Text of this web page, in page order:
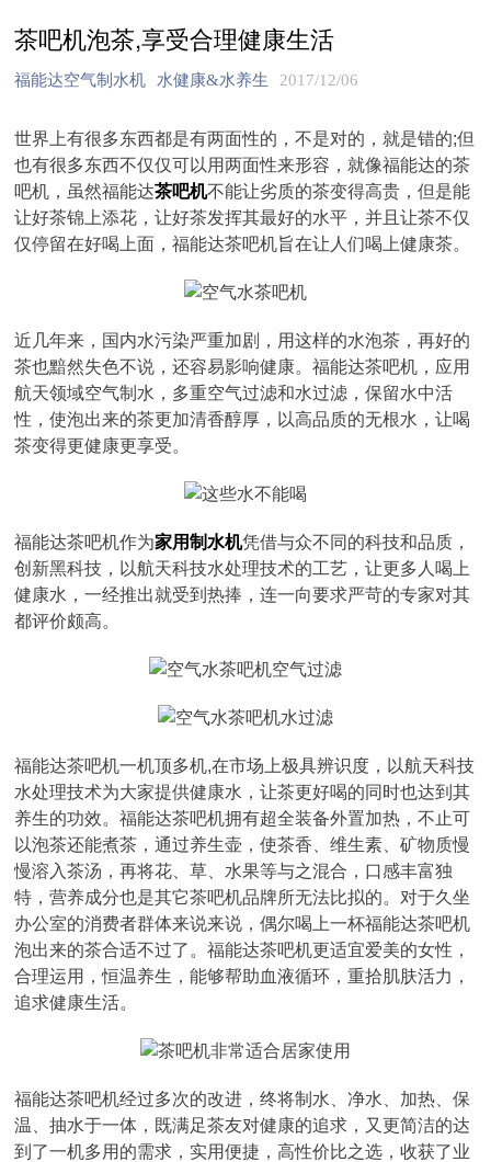
茶吧机泡茶,享受合理健康生活
福能达空气制水机 水健康&水养生 2017/12/06
世界上有很多东西都是有两面性的，不是对的，就是错的;但
也有很多东西不仅仅可以用两面性来形容，就像福能达的茶
吧机，虽然福能达茶吧机不能让劣质的茶变得高贵，但是能
让好茶锦上添花，让好茶发挥其最好的水平，并且让茶不仅
仅停留在好喝上面，福能达茶吧机旨在让人们喝上健康茶。
近几年来，国内水污染严重加剧，用这样的水泡茶，再好的
茶也黯然失色不说，还容易影响健康。福能达茶吧机，应用
航天领域空气制水，多重空气过滤和水过滤，保留水中活
性，使泡出来的茶更加清香醇厚，以高品质的无根水，让喝
茶变得更健康更享受。
福能达茶吧机作为家用制水机凭借与众不同的科技和品质，
创新黑科技，以航天科技水处理技术的工艺，让更多人喝上
健康水，一经推出就受到热捧，连一向要求严苛的专家对其
都评价颇高。
福能达茶吧机一机顶多机,在市场上极具辨识度，以航天科技
水处理技术为大家提供健康水，让茶更好喝的同时也达到其
养生的功效。福能达茶吧机拥有超全装备外置加热，不止可
以泡茶还能煮茶，通过养生壶，使茶香、维生素、矿物质慢
慢溶入茶汤，再将花、草、水果等与之混合，口感丰富独
特，营养成分也是其它茶吧机品牌所无法比拟的。对于久坐
办公室的消费者群体来说来说，偶尔喝上一杯福能达茶吧机
泡出来的茶合适不过了。福能达茶吧机更适宜爱美的女性，
合理运用，恒温养生，能够帮助血液循环，重拾肌肤活力，
追求健康生活。
福能达茶吧机经过多次的改进，终将制水、净水、加热、保
温、抽水于一体，既满足茶友对健康的追求，又更简洁的达
到了一机多用的需求，实用便捷，高性价比之选，收获了业